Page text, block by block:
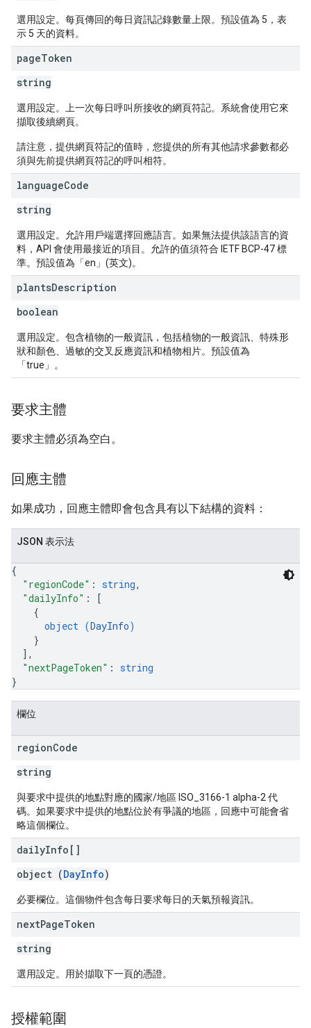
選用設定。每頁傳回的每日資訊記錄數量上限。預設值為 5，表
示 5 天的資料。
pageToken
string
選用設定。上一次每日呼叫所接收的網頁符記。系統會使用它來
擷取後續網頁。
請注意，提供網頁符記的值時，您提供的所有其他請求參數都必
須與先前提供網頁符記的呼叫相符。
languageCode
string
選用設定。允許用戶端選擇回應語言。如果無法提供該語言的資
料，API 會使用最接近的項目。允許的值須符合 IETF BCP-47 標
準。預設值為「en」(英文)。
plantsDescription
boolean
選用設定。包含植物的一般資訊，包括植物的一般資訊、特殊形
狀和顏色、過敏的交叉反應資訊和植物相片。預設值為
「true」。
要求主體
要求主體必須為空白。
回應主體
如果成功，回應主體即會包含具有以下結構的資料：
JSON 表示法
{
"regionCode" : string,
"dailyInfo" :
[
{
object (DayInfo)
}
] ,
"nextPageToken" : string
}
欄位
regionCode
string
與要求中提供的地點對應的國家/地區 ISO_3166-1 alpha-2 代
碼。如果要求中提供的地點位於有爭議的地區，回應中可能會省
略這個欄位。
dailyInfo[]
object (DayInfo)
必要欄位。這個物件包含每日要求每日的天氣預報資訊。
nextPageToken
string
選用設定。用於擷取下一頁的憑證。
授權範圍